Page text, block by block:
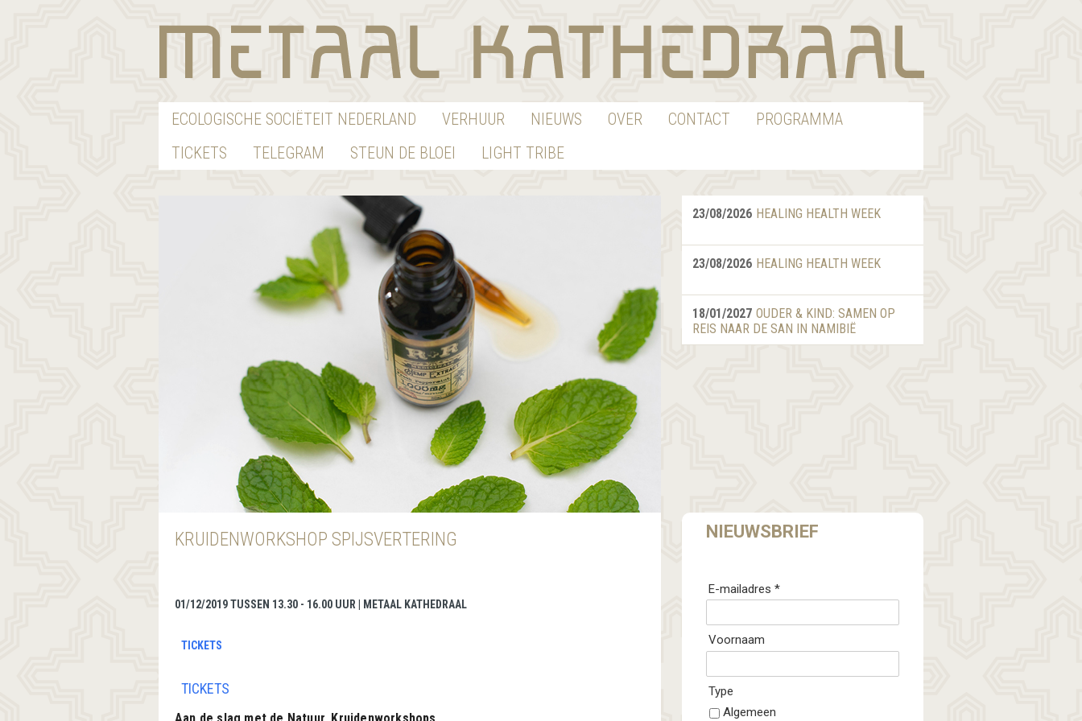
ECOLOGISCHE SOCIËTEIT NEDERLAND VERHUUR NIEUWS OVER CONTACT
PROGRAMMA
TICKETS
TELEGRAM STEUN DE BLOEI LIGHT TRIBE
KRUIDENWORKSHOP SPIJSVERTERING
01/12/2019 TUSSEN 13.30 - 16.00 UUR | METAAL KATHEDRAAL
TICKETS
TICKETS
23/08/2026 HEALING HEALTH WEEK
23/08/2026 HEALING HEALTH WEEK
18/01/2027 OUDER & KIND: SAMEN OP
REIS NAAR DE SAN IN NAMIBIË
NIEUWSBRIEF
E-mailadres *
Voornaam
Type
Algemeen